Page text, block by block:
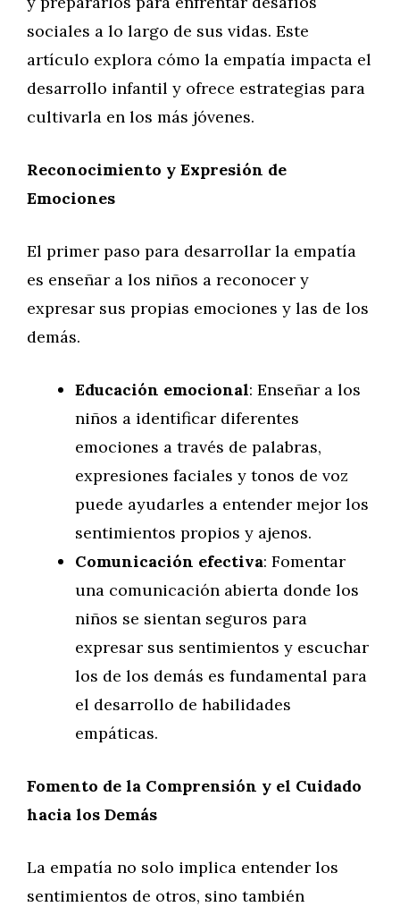
sociales a lo largo de sus vidas. Este
artículo explora cómo la empatía impacta el
desarrollo infantil y ofrece estrategias para
cultivarla en los más jóvenes.
Reconocimiento y Expresión de
Emociones
El primer paso para desarrollar la empatía
es enseñar a los niños a reconocer y
expresar sus propias emociones y las de los
demás.
Educación emocional: Enseñar a los
niños a identificar diferentes
emociones a través de palabras,
expresiones faciales y tonos de voz
puede ayudarles a entender mejor los
sentimientos propios y ajenos.
Comunicación efectiva: Fomentar
una comunicación abierta donde los
niños se sientan seguros para
expresar sus sentimientos y escuchar
los de los demás es fundamental para
el desarrollo de habilidades
empáticas.
Fomento de la Comprensión y el Cuidado
hacia los Demás
La empatía no solo implica entender los
sentimientos de otros, sino también